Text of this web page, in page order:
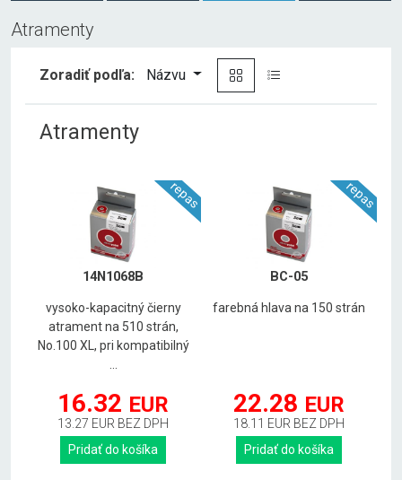
Atramenty
Zoradiť podľa: Názvu
Atramenty
repas
14N1068B
vysoko-kapacitný čierny
atrament na 510 strán,
No.100 XL, pri kompatibilný
16.32 EUR
13.27 EUR BEZ DPH
Pridať do košíka
repas
BC-05
farebná hlava na 150 strán
22.28 EUR
18.11 EUR BEZ DPH
Pridať do košíka